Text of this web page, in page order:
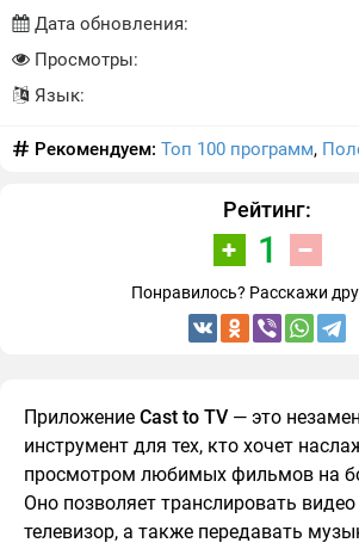
Дата обновления:
Просмотры:
Язык:
Рекомендуем: Топ 100 программ,
Рейтинг:
1
Понравилось? Расскажи
Приложение Cast to TV — это
инструмент для тех, кто хочет
просмотром любимых фильмов на
Оно позволяет транслировать
телевизор, а также передавать